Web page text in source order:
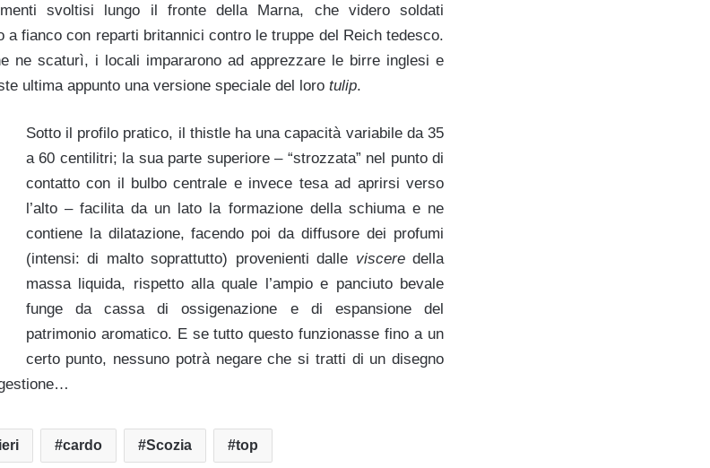
svoltisi lungo il fronte della Marna, che videro soldati
a fianco con reparti britannici contro le truppe del Reich tedesco.
ne scaturì, i locali impararono ad apprezzare le birre inglesi e
ultima appunto una versione speciale del loro tulip.
Sotto il profilo pratico, il thistle ha una capacità variabile da 35
a 60 centilitri; la sua parte superiore – “strozzata” nel punto di
contatto con il bulbo centrale e invece tesa ad aprirsi verso
l’alto – facilita da un lato la formazione della schiuma e ne
contiene la dilatazione, facendo poi da diffusore dei profumi
(intensi: di malto soprattutto) provenienti dalle visceredella
massa liquida, rispetto alla quale l’ampio e panciuto bevale
funge da cassa di ossigenazione e di espansione del
patrimonio aromatico. E se tutto questo funzionasse fino a un
certo punto, nessuno potrà negare che si tratti di un disegno
cardo Scozia top